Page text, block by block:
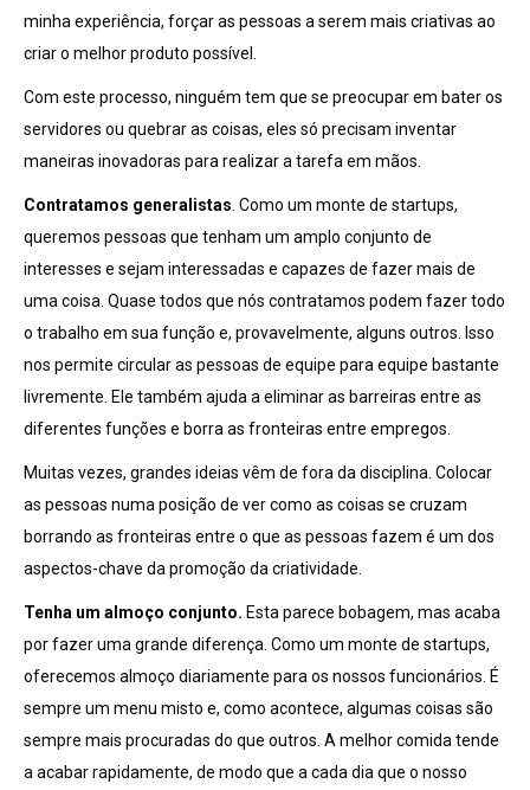
minha experiência, forçar as pessoas a serem mais criativas ao
criar o melhor produto possível.
Com este processo, ninguém tem que se preocupar em bater os
servidores ou quebrar as coisas, eles só precisam inventar
maneiras inovadoras para realizar a tarefa em mãos.
Contratamos generalistas . Como um monte de startups,
queremos pessoas que tenham um amplo conjunto de
interesses e sejam interessadas e capazes de fazer mais de
uma coisa. Quase todos que nós contratamos podem fazer todo
o trabalho em sua função e, provavelmente, alguns outros. Isso
nos permite circular as pessoas de equipe para equipe bastante
livremente. Ele também ajuda a eliminar as barreiras entre as
diferentes funções e borra as fronteiras entre empregos.
Muitas vezes, grandes ideias vêm de fora da disciplina. Colocar
as pessoas numa posição de ver como as coisas se cruzam
borrando as fronteiras entre o que as pessoas fazem é um dos
aspectos-chave da promoção da criatividade.
Tenha um almoço conjunto. Esta parece bobagem, mas acaba
por fazer uma grande diferença. Como um monte de startups,
oferecemos almoço diariamente para os nossos funcionários. É
sempre um menu misto e, como acontece, algumas coisas são
sempre mais procuradas do que outros. A melhor comida tende
a acabar rapidamente, de modo que a cada dia que o nosso